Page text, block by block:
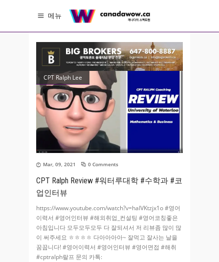
메뉴
CPT Ralph Lee
Mar, 09, 2021 0 Comments
CPT Ralph Review #워터루대학​ #수학과​ #코
업인터뷰​
https://www.youtube.com/watch?v=haIVKtzjx1o #영어
이력서​ #영어인터뷰​ #해외취업_컨설팅​ #영어코칭​ 좋은
아침입니다 모두모두모두 다 잘되셔서 저 리뷰좀 많이 많
이 써주세요 ㅎㅎㅎㅎ 다아아아아~ 잘먹고 잘사는 날을
꿈꿉니다! #영어이력서​ #영어인터뷰​ #영어면접​ #해취​
#cptralph​ 랄프 문의 카톡: